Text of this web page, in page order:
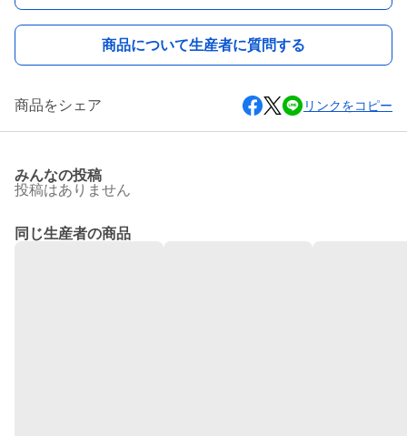
商品について生産者に質問する
商品をシェア リンクをコピー
みんなの投稿
投稿はありません
同じ生産者の商品